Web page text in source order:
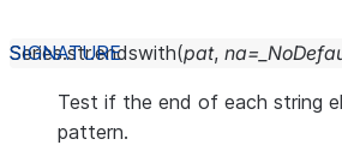
Series.str.endswith(pat, na=
Test if the end of each string
pattern.